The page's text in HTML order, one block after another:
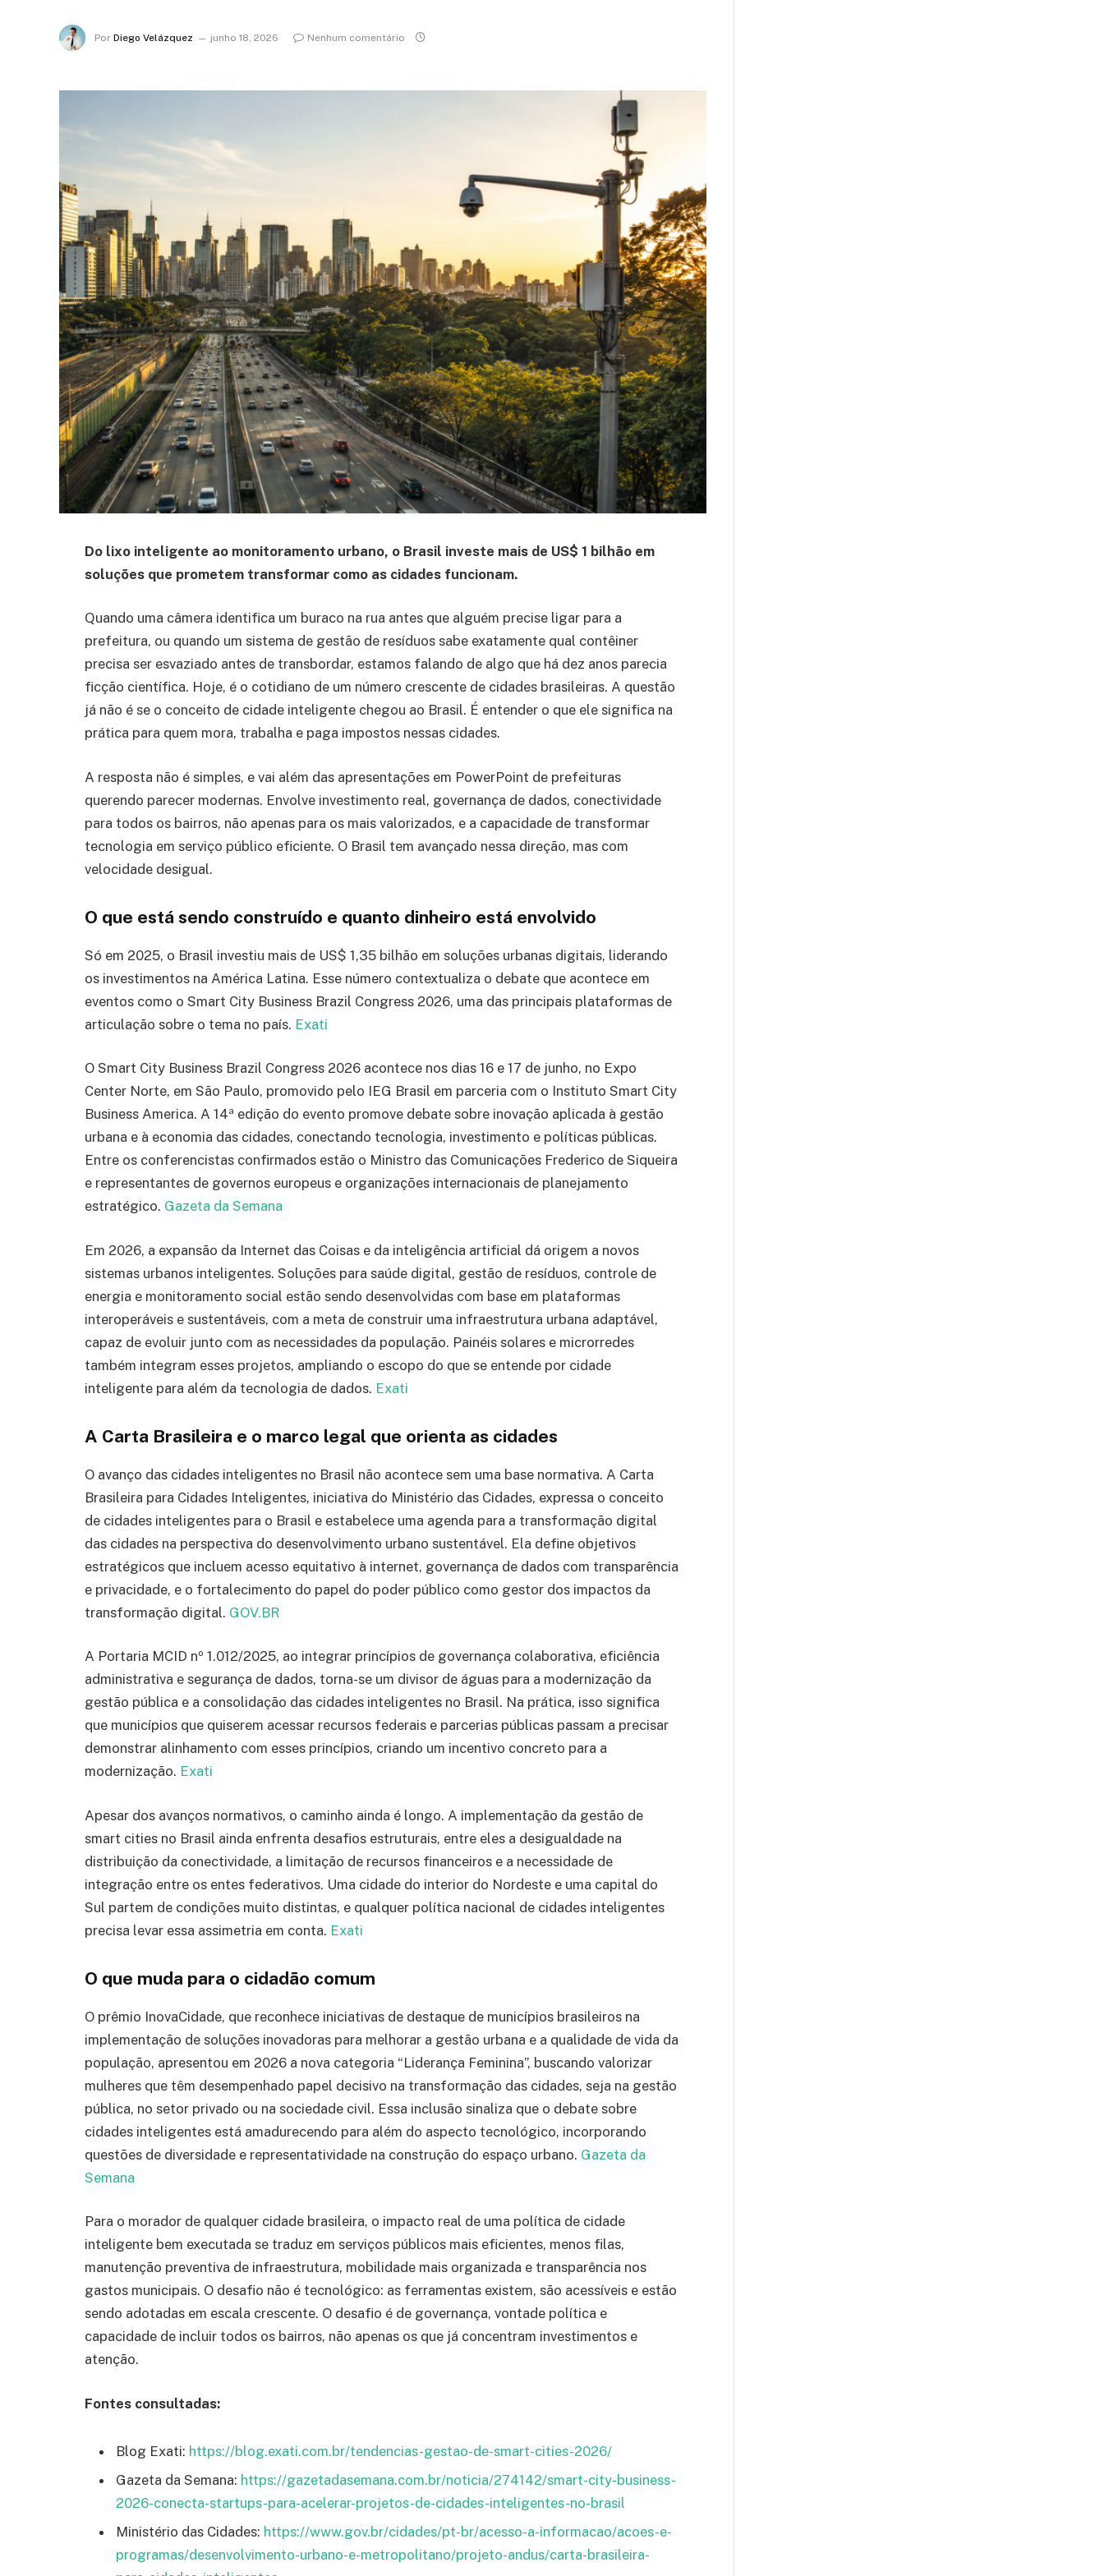
Por Diego Velázquez junho 18, 2026 Nenhum comentário
Do lixo inteligente ao monitoramento urbano, o Brasil investe mais de US$ 1 bilhão em
soluções que prometem transformar como as cidades funcionam.
Quando uma câmera identifica um buraco na rua antes que alguém precise ligar para a
prefeitura, ou quando um sistema de gestão de resíduos sabe exatamente qual contêiner
precisa ser esvaziado antes de transbordar, estamos falando de algo que há dez anos parecia
ficção científica. Hoje, é o cotidiano de um número crescente de cidades brasileiras. A questão
já não é se o conceito de cidade inteligente chegou ao Brasil. É entender o que ele significa na
prática para quem mora, trabalha e paga impostos nessas cidades.
A resposta não é simples, e vai além das apresentações em PowerPoint de prefeituras
querendo parecer modernas. Envolve investimento real, governança de dados, conectividade
para todos os bairros, não apenas para os mais valorizados, e a capacidade de transformar
tecnologia em serviço público eficiente. O Brasil tem avançado nessa direção, mas com
velocidade desigual.
O que está sendo construído e quanto dinheiro está envolvido
Só em 2025, o Brasil investiu mais de US$ 1,35 bilhão em soluções urbanas digitais, liderando
os investimentos na América Latina. Esse número contextualiza o debate que acontece em
eventos como o Smart City Business Brazil Congress 2026, uma das principais plataformas de
articulação sobre o tema no país. Exati
O Smart City Business Brazil Congress 2026 acontece nos dias 16 e 17 de junho, no Expo
Center Norte, em São Paulo, promovido pelo IEG Brasil em parceria com o Instituto Smart City
Business America. A 14ª edição do evento promove debate sobre inovação aplicada à gestão
urbana e à economia das cidades, conectando tecnologia, investimento e políticas públicas.
Entre os conferencistas confirmados estão o Ministro das Comunicações Frederico de Siqueira
e representantes de governos europeus e organizações internacionais de planejamento
estratégico. Gazeta da Semana
Em 2026, a expansão da Internet das Coisas e da inteligência artificial dá origem a novos
sistemas urbanos inteligentes. Soluções para saúde digital, gestão de resíduos, controle de
energia e monitoramento social estão sendo desenvolvidas com base em plataformas
interoperáveis e sustentáveis, com a meta de construir uma infraestrutura urbana adaptável,
capaz de evoluir junto com as necessidades da população. Painéis solares e microrredes
também integram esses projetos, ampliando o escopo do que se entende por cidade
inteligente para além da tecnologia de dados. Exati
A Carta Brasileira e o marco legal que orienta as cidades
O avanço das cidades inteligentes no Brasil não acontece sem uma base normativa. A Carta
Brasileira para Cidades Inteligentes, iniciativa do Ministério das Cidades, expressa o conceito
de cidades inteligentes para o Brasil e estabelece uma agenda para a transformação digital
das cidades na perspectiva do desenvolvimento urbano sustentável. Ela define objetivos
estratégicos que incluem acesso equitativo à internet, governança de dados com transparência
e privacidade, e o fortalecimento do papel do poder público como gestor dos impactos da
transformação digital. GOV.BR
A Portaria MCID nº 1.012/2025, ao integrar princípios de governança colaborativa, eficiência
administrativa e segurança de dados, torna-se um divisor de águas para a modernização da
gestão pública e a consolidação das cidades inteligentes no Brasil. Na prática, isso significa
que municípios que quiserem acessar recursos federais e parcerias públicas passam a precisar
demonstrar alinhamento com esses princípios, criando um incentivo concreto para a
modernização. Exati
Apesar dos avanços normativos, o caminho ainda é longo. A implementação da gestão de
smart cities no Brasil ainda enfrenta desafios estruturais, entre eles a desigualdade na
distribuição da conectividade, a limitação de recursos financeiros e a necessidade de
integração entre os entes federativos. Uma cidade do interior do Nordeste e uma capital do
Sul partem de condições muito distintas, e qualquer política nacional de cidades inteligentes
precisa levar essa assimetria em conta. Exati
O que muda para o cidadão comum
O prêmio InovaCidade, que reconhece iniciativas de destaque de municípios brasileiros na
implementação de soluções inovadoras para melhorar a gestão urbana e a qualidade de vida da
população, apresentou em 2026 a nova categoria “Liderança Feminina”, buscando valorizar
mulheres que têm desempenhado papel decisivo na transformação das cidades, seja na gestão
pública, no setor privado ou na sociedade civil. Essa inclusão sinaliza que o debate sobre
cidades inteligentes está amadurecendo para além do aspecto tecnológico, incorporando
questões de diversidade e representatividade na construção do espaço urbano. Gazeta da
Semana
Para o morador de qualquer cidade brasileira, o impacto real de uma política de cidade
inteligente bem executada se traduz em serviços públicos mais eficientes, menos filas,
manutenção preventiva de infraestrutura, mobilidade mais organizada e transparência nos
gastos municipais. O desafio não é tecnológico: as ferramentas existem, são acessíveis e estão
sendo adotadas em escala crescente. O desafio é de governança, vontade política e
capacidade de incluir todos os bairros, não apenas os que já concentram investimentos e
atenção.
Fontes consultadas:
Blog Exati: https://blog.exati.com.br/tendencias-gestao-de-smart-cities-2026/
Gazeta da Semana: https://gazetadasemana.com.br/noticia/274142/smart-city-business-
2026-conecta-startups-para-acelerar-projetos-de-cidades-inteligentes-no-brasil
Ministério das Cidades: https://www.gov.br/cidades/pt-br/acesso-a-informacao/acoes-e-
programas/desenvolvimento-urbano-e-metropolitano/projeto-andus/carta-brasileira-